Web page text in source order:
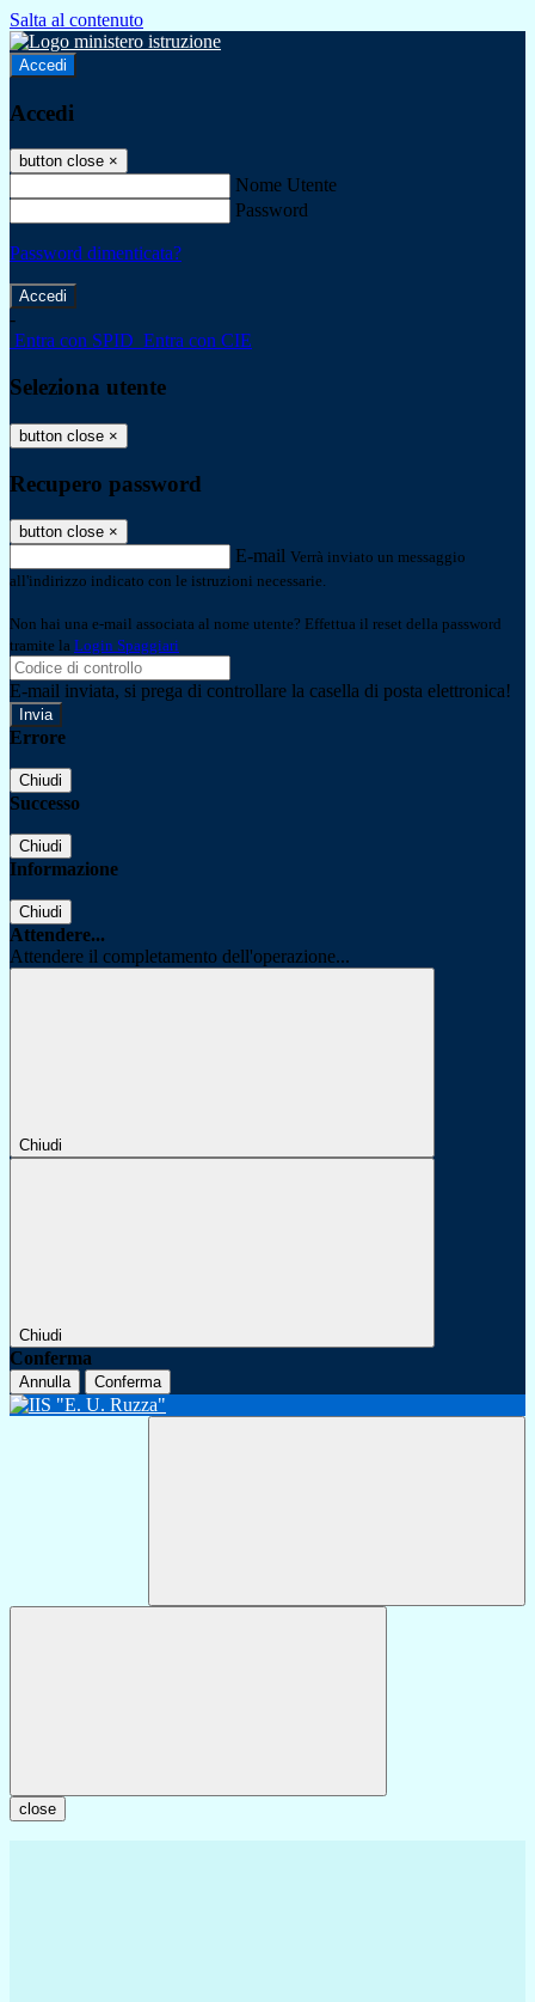
Salta al contenuto
Accedi
Accedi
button close ×
Nome Utente
Password
Password dimenticata?
-
Entra con SPID Entra con CIE
Seleziona utente
button close ×
Recupero password
button close ×
E-mail Verrà inviato un messaggio
all'indirizzo indicato con le istruzioni necessarie.
Non hai una e-mail associata al nome utente? Effettua il reset della password
tramite la Login Spaggiari
E-mail inviata, si prega di controllare la casella di posta elettronica!
Errore
Chiudi
Successo
Chiudi
Informazione
Chiudi
Attendere...
Attendere il completamento dell'operazione...
Chiudi
Chiudi
Conferma
Annulla Conferma
close